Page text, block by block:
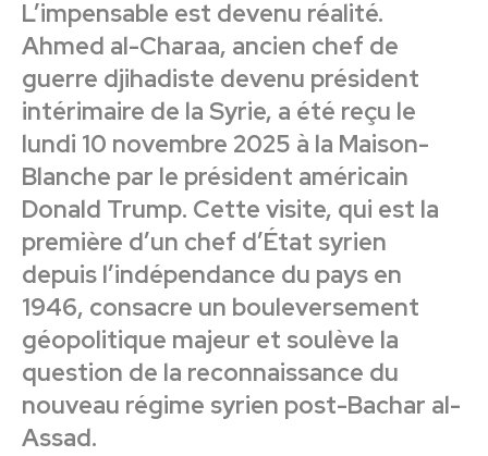
L’impensable est devenu réalité.
Ahmed al-Charaa, ancien chef de
guerre djihadiste devenu président
intérimaire de la Syrie, a été reçu le
lundi 10 novembre 2025 à la Maison-
Blanche par le président américain
Donald Trump. Cette visite, qui est la
première d’un chef d’État syrien
depuis l’indépendance du pays en
1946, consacre un bouleversement
géopolitique majeur et soulève la
question de la reconnaissance du
nouveau régime syrien post-Bachar al-
Assad.